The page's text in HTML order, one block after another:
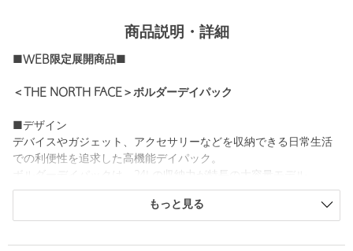
商品説明・詳細
■WEB限定展開商品■
＜THE NORTH FACE＞ボルダーデイパック
■デザイン
デバイスやガジェット、アクセサリーなどを収納できる日常生活
での利便性を追求した高機能デイパック。
フロントにはパッド入りのガジェットスリーブを内蔵し、本体内
もっと見る